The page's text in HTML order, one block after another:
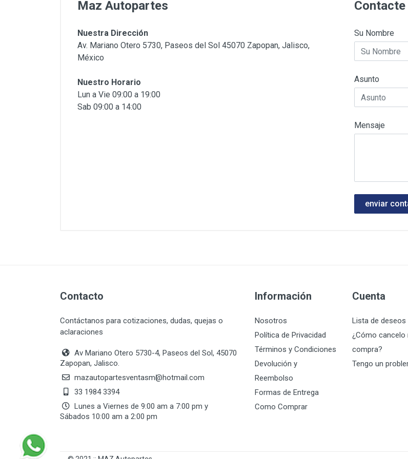
Maz Autopartes
Nuestra Dirección
Av. Mariano Otero 5730, Paseos del Sol 45070 Zapopan, Jalisco,
México
Nuestro Horario
Lun a Vie 09:00 a 19:00
Sab 09:00 a 14:00
Su Nombre
Asunto
Mensaje
enviar
Contacto
Contáctanos para cotizaciones, dudas, quejas o
aclaraciones
Av Mariano Otero 5730-4, Paseos del Sol, 45070
Zapopan, Jalisco.
mazautopartesventasmӏ@hotmail.com
33 1984 3394
Lunes a Viernes de 9:00 am a 7:00 pm y
Sábados 10:00 am a 2:00 pm
Información
Nosotros
Política de Privacidad
Términos y Condiciones
Devolución y
Reembolso
Formas de Entrega
Como Comprar
Cuenta
Lista de deseos
¿Cómo cancelo
compra?
Tengo un